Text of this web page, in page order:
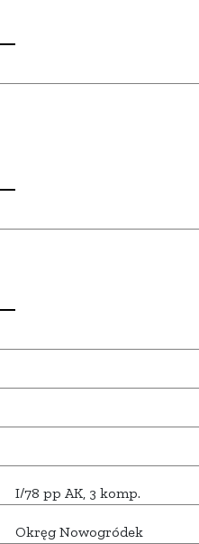
I/78 pp AK, 3 komp.
Okręg Nowogródek